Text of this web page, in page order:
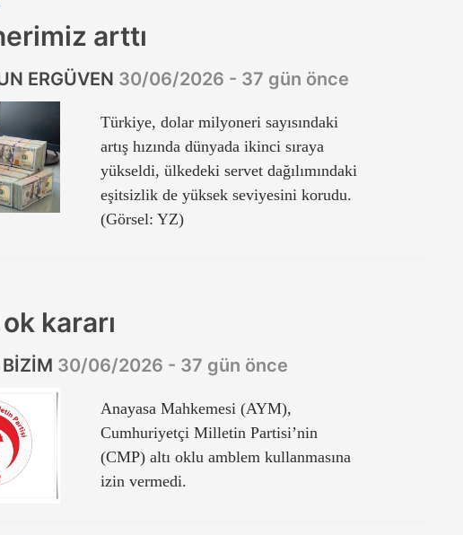
arttı
ERGÜVEN 30/06/2026 - 37 gün önce
Türkiye, dolar milyoneri sayısındaki
artış hızında dünyada ikinci sıraya
yükseldi, ülkedeki servet dağılımındaki
eşitsizlik de yüksek seviyesini korudu.
(Görsel: YZ)
kararı
30/06/2026 - 37 gün önce
Anayasa Mahkemesi (AYM),
Cumhuriyetçi Milletin Partisi’nin
(CMP) altı oklu amblem kullanmasına
izin vermedi.